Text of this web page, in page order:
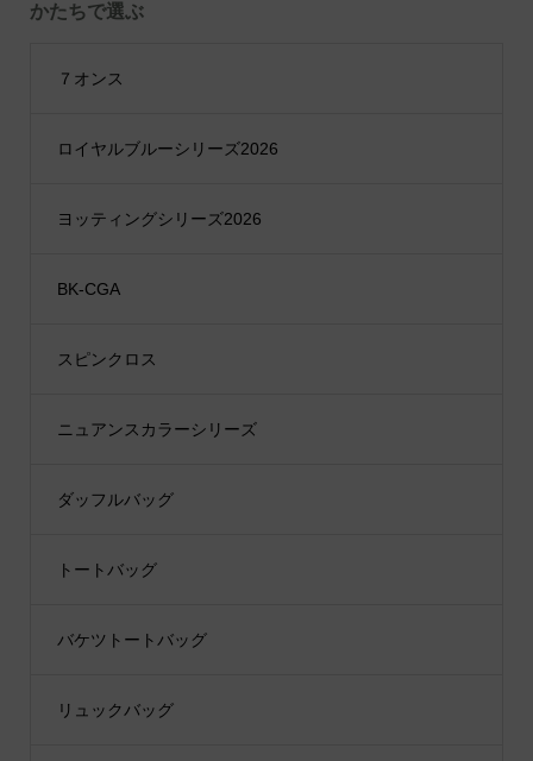
かたちで選ぶ
７オンス
ロイヤルブルーシリーズ2026
ヨッティングシリーズ2026
BK-CGA
スピンクロス
ニュアンスカラーシリーズ
ダッフルバッグ
トートバッグ
バケツトートバッグ
リュックバッグ